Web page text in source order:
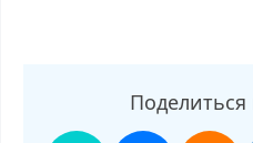
Поделиться